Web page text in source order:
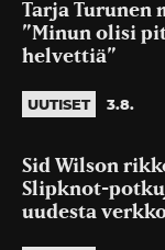
Tarja Turunen
”Minun olisi
helvettiä”
UUTISET 3.8.
Sid Wilson
Slipknot-
uudesta